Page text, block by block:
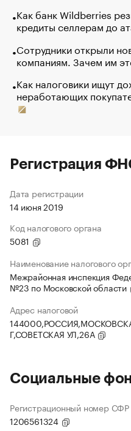
Как банк Wildberries
кредиты селлерам до
Сотрудники открыли
компаниям. Зачем им
Как налоговики ищут
неработающих
Регистрация
Дата регистрации
14 июня 2019
Код налогового органа
5081
Наименование налогового
Межрайонная инспекция
№23 по Московской области
Адрес налоговой
Г,СОВЕТСКАЯ УЛ,26А
Социальные
Регистрационный номер СФР
1206561324